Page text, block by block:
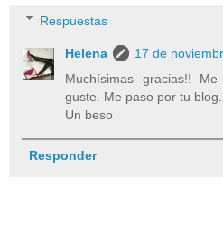
Respuestas
Helena
17 de
Muchísimas gracias!!
guste. Me paso por tu blog.
Un beso
Responder